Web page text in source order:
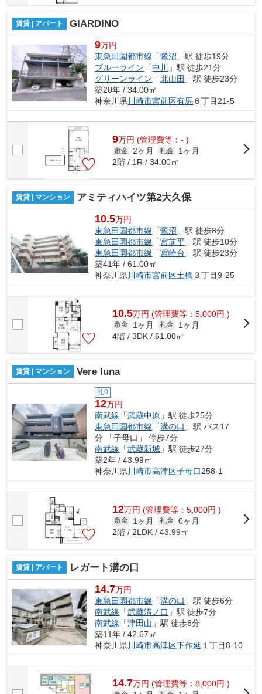
賃貸 | アパート GIARDINO
9万円
東急田園都市線 「鷺沼 」駅 徒歩19分
ブルーライン 「中川
」駅 徒歩21分
グリーンライン 「北山田 」駅 徒歩23分
築20年 / 34.00㎡
神奈川県川崎市宮前区有馬６丁目21-5
9万円 (管理費等：- )
敷金 2ヶ月 礼金
1ヶ月
2階 / 1R / 34.00㎡
賃貸 | マンション アミティハイツ第2大久保
10.5万円
東急田園都市線 「鷺沼 」駅 徒歩8分
東急田園都市線 「宮前平 」駅 徒歩10分
東急田園都市線 「宮崎台 」駅 徒歩23分
築41年 / 61.00㎡
神奈川県川崎市宮前区土橋３丁目9-25
10.5万円 (管理費等：5,000円 )
敷金 1ヶ月 礼金
1ヶ月
4階 / 3DK / 61.00㎡
賃貸 | マンション Vere luna
礼0
12万円
南武線 「武蔵中原 」駅 徒歩25分
東急田園都市線 「溝の口 」駅 バス17
分 「子母口」 停歩7分
南武線 「武蔵新城 」駅 徒歩27分
築2年 / 43.99㎡
神奈川県 川崎市高津区子母口258-1
12万円 (管理費等：5,000円 )
敷金 1ヶ月 礼金 0ヶ月
2階 / 2LDK / 43.99㎡
賃貸 | アパート レガート溝の口
14.7万円
東急田園都市線 「溝の口 」駅 徒歩6分
南武線 「武蔵溝ノ口 」駅 徒歩7分
南武線 「津田山 」駅 徒歩8分
築11年 / 42.67㎡
神奈川県 川崎市高津区下作延 １丁目8-10
14.7万円 (管理費等：8,000円 )